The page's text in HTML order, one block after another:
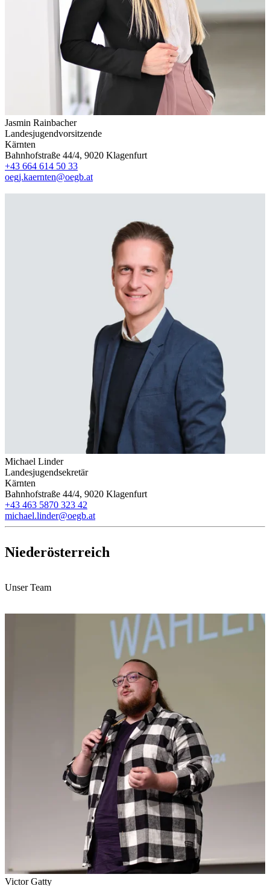
Jasmin Rainbacher
Landesjugendvorsitzende
Kärnten
Bahnhofstraße 44/4, 9020 Klagenfurt
+43 664 614 50 33
oegj.kaernten@oegb.at
Michael Linder
Landesjugendsekretär
Kärnten
Bahnhofstraße 44/4, 9020 Klagenfurt
+43 463 5870 323 42
michael.linder@oegb.at
Niederösterreich
Unser Team
Victor Gatty